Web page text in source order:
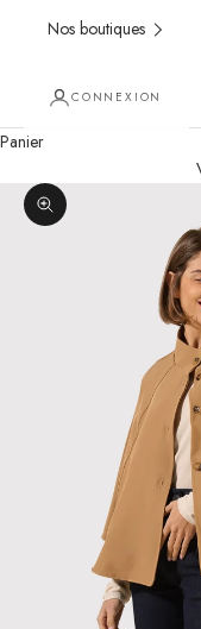
Nos boutiques
CONNEXION
Panier
Zoomer sur l'image